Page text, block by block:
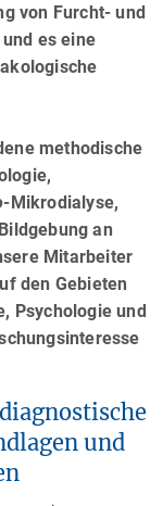
von Furcht- und
es eine
methodische
-Mikrodialyse,
an
Mitarbeiter
den Gebieten
Psychologie und
und